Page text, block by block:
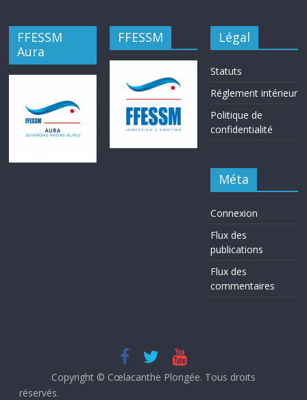
FFESSM
Aura
FFESSM Légal
Statuts
Réglement intérieur
Politique de
confidentialité
Méta
Connexion
Flux des
publications
Flux des
commentaires